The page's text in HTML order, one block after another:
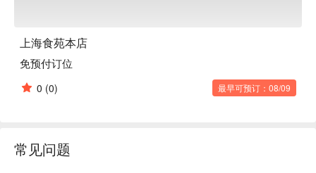
上海食苑本店
免预付订位
0 (0) 最早可预订：08/09
常见问题